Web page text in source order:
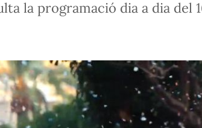
la programació dia a dia del